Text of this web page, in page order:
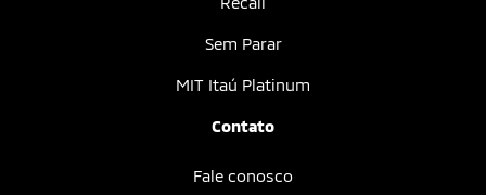
Sem Parar
MIT Itaú Platinum
Contato
Fale conosco